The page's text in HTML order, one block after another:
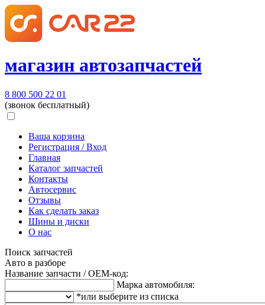
магазин автозапчастей
8 800 500 22 01
(звонок бесплатный)
Ваша корзина
Регистрация / Вход
Главная
Каталог запчастей
Контакты
Автосервис
Отзывы
Как сделать заказ
Шины и диски
О нас
Поиск запчастей
Авто в разборе
Название запчасти / OEM-код:
Марка автомобиля:
*или выберите из списка